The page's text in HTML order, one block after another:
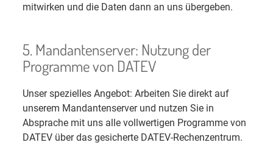
mitwirken und die Daten dann an uns übergeben.
5. Mandantenserver: Nutzung der
Programme von DATEV
Unser spezielles Angebot: Arbeiten Sie direkt auf
unserem Mandantenserver und nutzen Sie in
Absprache mit uns alle vollwertigen Programme von
DATEV über das gesicherte DATEV-Rechenzentrum.